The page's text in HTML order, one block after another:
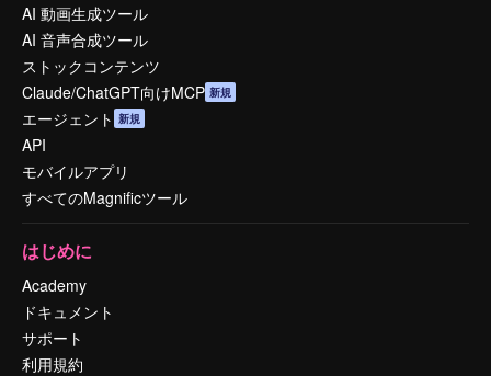
AI 動画生成ツール
AI 音声合成ツール
ストックコンテンツ
Claude/ChatGPT向けMCP 新規
エージェント 新規
API
モバイルアプリ
すべてのMagnificツール
はじめに
Academy
ドキュメント
サポート
利用規約